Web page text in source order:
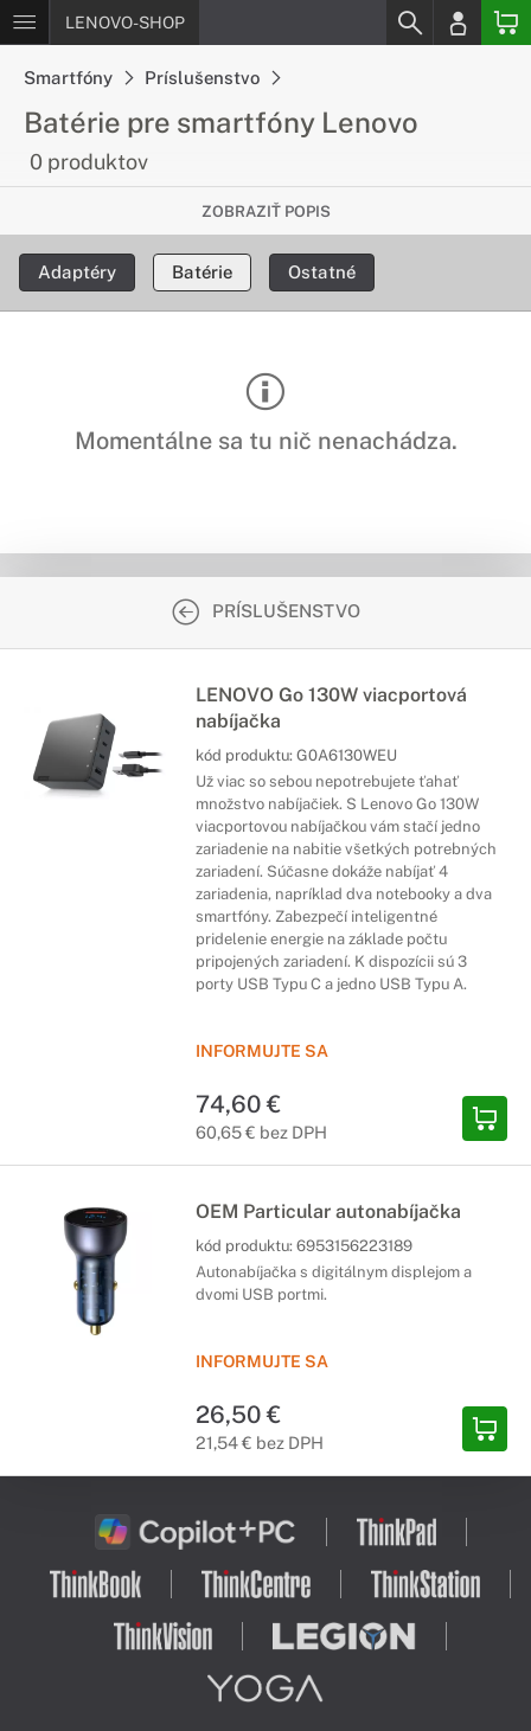
LENOVO-SHOP
Smartfóny Príslušenstvo
Batérie pre smartfóny Lenovo
0 produktov
Vysoká výdrž a kvalita
Batérie Lenovo sa vyznačujú dlhou životnosťou, vďaka ktorej
vydrží Váš smartfón fungovať tak dlho ako potrebujete.
ZOBRAZIŤ POPIS
Adaptéry Batérie Ostatné
Momentálne sa tu nič nenachádza.
PRÍSLUŠENSTVO
LENOVO Go 130W viacportová
nabíjačka
kód produktu: G0A6130WEU
Už viac so sebou nepotrebujete ťahať
množstvo nabíjačiek. S Lenovo Go 130W
viacportovou nabíjačkou vám stačí jedno
zariadenie na nabitie všetkých potrebných
zariadení. Súčasne dokáže nabíjať 4
zariadenia, napríklad dva notebooky a dva
smartfóny. Zabezpečí inteligentné
pridelenie energie na základe počtu
pripojených zariadení. K dispozícii sú 3
porty USB Typu C a jedno USB Typu A.
INFORMUJTE SA
74,60 €
60,65 € bez DPH
OEM Particular autonabíjačka
kód produktu: 6953156223189
Autonabíjačka s digitálnym displejom a
dvomi USB portmi.
INFORMUJTE SA
26,50 €
21,54 € bez DPH